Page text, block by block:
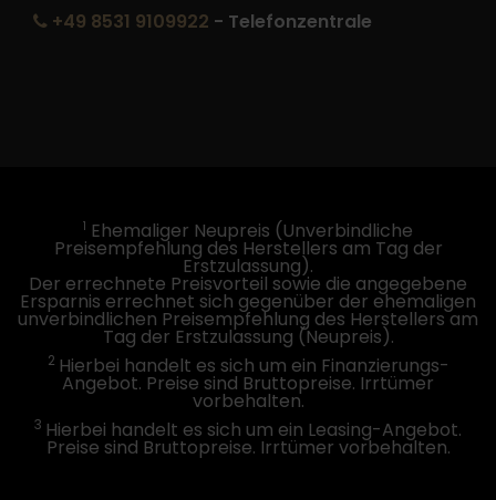
+49 8531 9109922 - Telefonzentrale
1 Ehemaliger Neupreis (Unverbindliche
Preisempfehlung des Herstellers am Tag der
Erstzulassung).
Der errechnete Preisvorteil sowie die angegebene
Ersparnis errechnet sich gegenüber der ehemaligen
unverbindlichen Preisempfehlung des Herstellers am
Tag der Erstzulassung (Neupreis).
2 Hierbei handelt es sich um ein Finanzierungs-
Angebot. Preise sind Bruttopreise. Irrtümer
vorbehalten.
3 Hierbei handelt es sich um ein Leasing-Angebot.
Preise sind Bruttopreise. Irrtümer vorbehalten.